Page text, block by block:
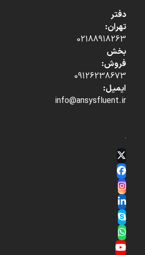
دفتر
تهران:
02188918263
بخش
فروش:
09126238673
ایمیل:
info@ansysfluent.ir
Twitter
(deprecated)
Facebook
Instagram
LinkedIn
Skype
Whatsapp
YouTube